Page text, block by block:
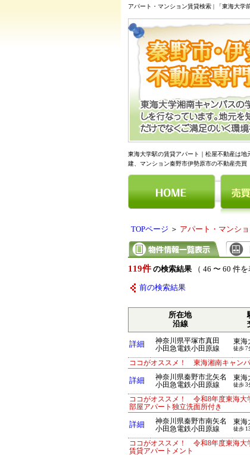
アパート・マンション賃貸検索 | 「東海大学
東海大学駅の賃貸アパート｜松屋不動産は
建、マンション秦野市伊勢原市の不動産売買
TOPページ ＞ アパート・マンシ
119件 の検索結果（ 46 〜 60 件
前の検索結果
所在地
沿線
詳細
神奈川県平塚市真田
小田急電鉄小田原線
東海
徒歩 7
ココがオススメ！ 東海湘南キャン
詳細
神奈川県秦野市北矢名
小田急電鉄小田原線
東海
徒歩 3
ココがオススメ！ 令和8年度東海大
部屋アパート独立洗面所付き
詳細
神奈川県秦野市南矢名
小田急電鉄小田原線
東海
徒歩
ココがオススメ！ 令和8年度東海大
賃貸アパートメント